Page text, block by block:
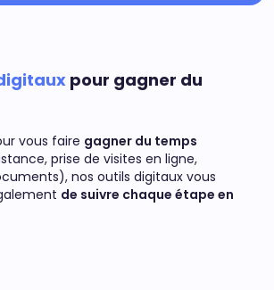
pour gagner du
vous faire gagner du temps
prise de visites en ligne,
nos outils digitaux vous
de suivre chaque étape en